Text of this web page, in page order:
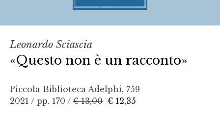
Leonardo Sciascia
«Questo non è un racconto»
Piccola Biblioteca Adelphi, 759
2021 / pp. 170 / € 13,00 € 12,35